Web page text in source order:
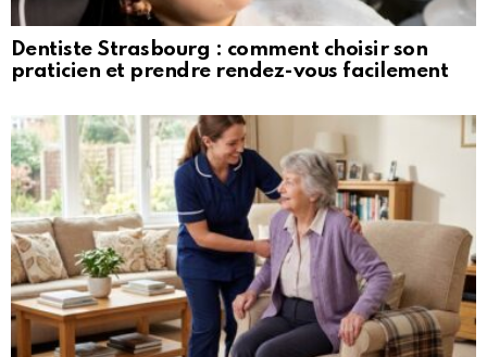
Dentiste Strasbourg : comment choisir son
praticien et prendre rendez-vous facilement